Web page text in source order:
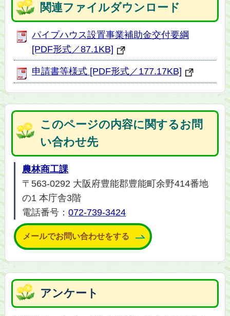
関連ファイルダウンロード
パイプハウス設置事業補助金交付要綱
[PDF形式／87.1KB]
申請書等様式 [PDF形式／177.17KB]
このページの内容に関するお問
い合わせ先
農林商工課
〒563-0292 大阪府豊能郡豊能町余野414番地
の1 本庁舎3階
電話番号：072-739-3424
メールでお問い合わせをする
アンケート